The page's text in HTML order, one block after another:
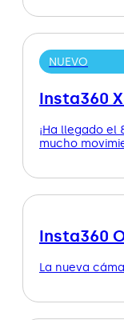
NUEVO
Insta360
¡Ha llegado
mucho
Insta360
La nueva